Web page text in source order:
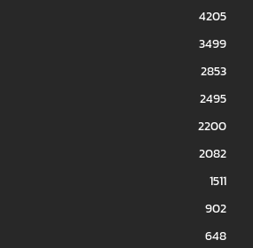
4205
3499
2853
2495
2200
2082
1511
902
648